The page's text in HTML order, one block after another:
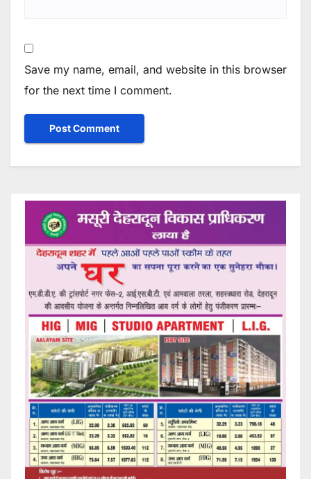
Save my name, email, and website in this browser
for the next time I comment.